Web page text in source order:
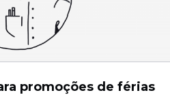
promoções de férias